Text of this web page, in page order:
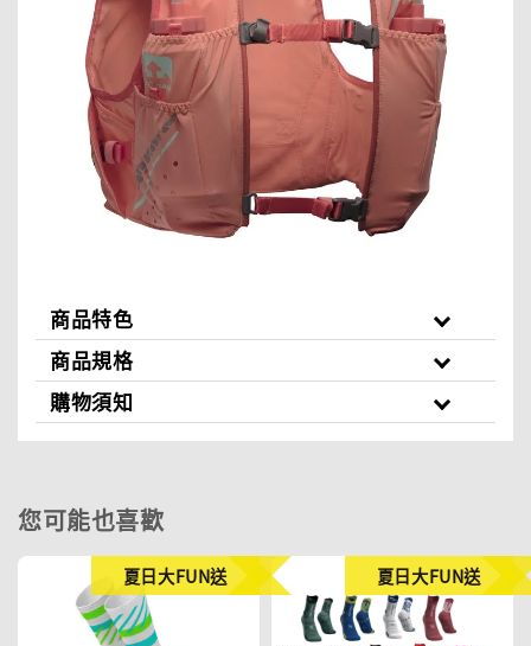
商品特色
商品規格
購物須知
您可能也喜歡
夏日大FUN送 夏日大FUN送